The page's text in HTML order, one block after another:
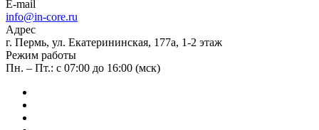
E-mail
info@in-core.ru
Адрес
г. Пермь, ул. ​Екатерининская, 177а, ​1-2 этаж
Режим работы
Пн. – Пт.: с 07:00 до 16:00 (мск)